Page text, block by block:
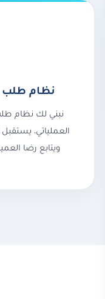
نظام طلب
نبني لك نظام
العملياتي،
ويتابع رضا